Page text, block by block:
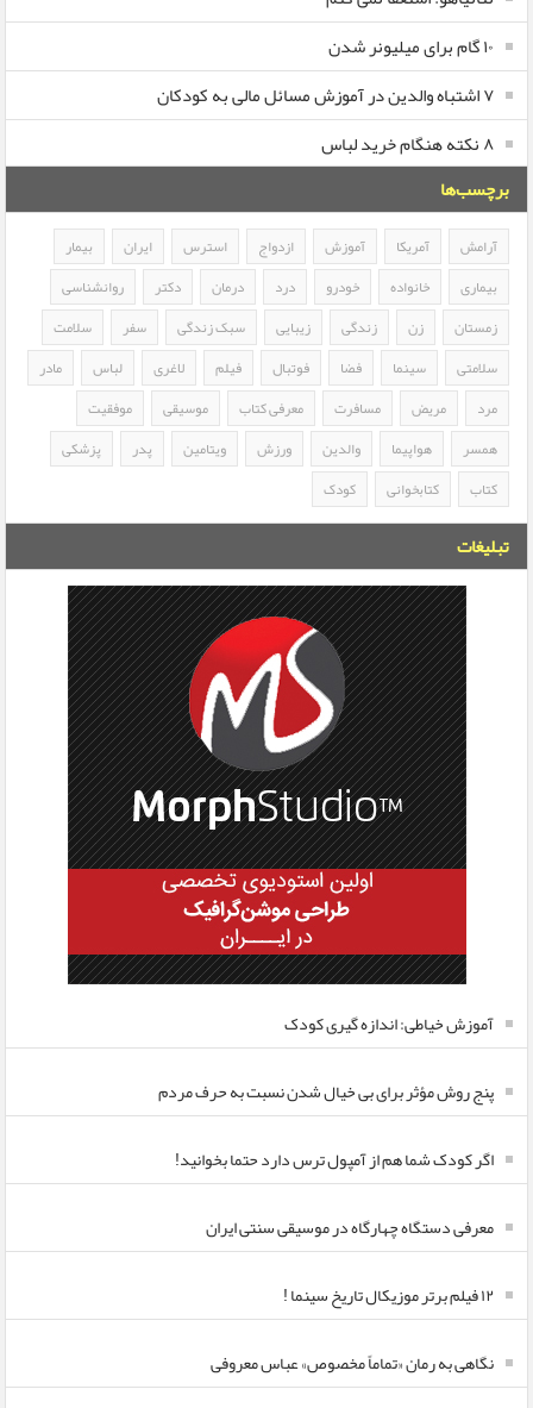
۱۰ گام برای میلیونر شدن
۷ اشتباه والدین در آموزش مسائل مالی به کودکان
۸ نکته هنگام خرید لباس
برچسب‌ها
آرامش آمریکا آموزش ازدواج استرس ایران
بیمار
بیماری
خانواده خودرو درد درمان دکتر
روانشناسی
زمستان
زن زندگی زیبایی سبک زندگی سفر
سلامت
سلامتی
سینما فضا فوتبال فیلم لاغری لباس
مادر
مرد
مریض مسافرت معرفی کتاب موسیقی
موفقیت
همسر
هواپیما والدین ورزش ویتامین پدر
پزشکی
کتاب
کتابخوانی کودک
تبلیغات
آموزش خیاطی: اندازه گیری کودک
پنج روش مؤثر برای بی خیال شدن نسبت به حرف مردم
اگر کودک شما هم از آمپول ترس دارد حتما بخوانید!
معرفی دستگاه چهارگاه در موسیقی سنتی ایران
۱۲ فیلم برتر موزیکال تاریخ سینما !
نگاهی به رمان «تماماً مخصوص» عباس معروفی